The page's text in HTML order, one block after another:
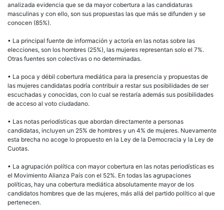
analizada evidencia que se da mayor cobertura a las candidaturas
masculinas y con ello, son sus propuestas las que más se difunden y se
conocen (85%).
• La principal fuente de información y actoría en las notas sobre las
elecciones, son los hombres (25%), las mujeres representan solo el 7%.
Otras fuentes son colectivas o no determinadas.
• La poca y débil cobertura mediática para la presencia y propuestas de
las mujeres candidatas podría contribuir a restar sus posibilidades de ser
escuchadas y conocidas, con lo cual se restaría además sus posibilidades
de acceso al voto ciudadano.
• Las notas periodísticas que abordan directamente a personas
candidatas, incluyen un 25% de hombres y un 4% de mujeres. Nuevamente
esta brecha no acoge lo propuesto en la Ley de la Democracia y la Ley de
Cuotas.
• La agrupación política con mayor cobertura en las notas periodísticas es
el Movimiento Alianza País con el 52%. En todas las agrupaciones
políticas, hay una cobertura mediática absolutamente mayor de los
candidatos hombres que de las mujeres, más allá del partido político al que
pertenecen.